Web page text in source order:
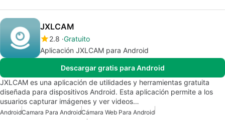
JXLCAM
2.8 Gratuito
Aplicación JXLCAM para Android
Descargar gratis para Android
JXLCAM es una aplicación de utilidades y herramientas gratuita
diseñada para dispositivos Android. Esta aplicación permite a los
usuarios capturar imágenes y ver videos…
AndroidCamara Para AndroidCámara Web Para Android